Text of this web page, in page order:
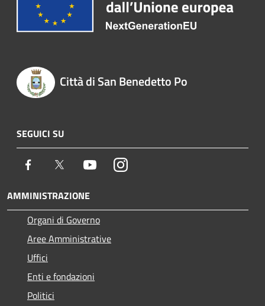
Città di San Benedetto Po
SEGUICI SU
Facebook Twitter YoutubeInstagram
AMMINISTRAZIONE
Organi di Governo
Aree Amministrative
Uffici
Enti e fondazioni
Politici